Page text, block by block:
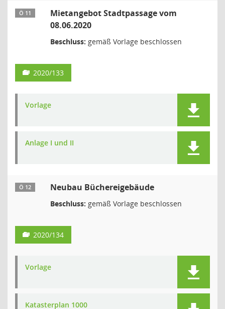
Ö 11
Mietangebot Stadtpassage vom
08.06.2020
Beschluss: gemäß Vorlage beschlossen
2020/133
Vorlage
Anlage I und II
Ö 12 Neubau Büchereigebäude
Beschluss: gemäß Vorlage beschlossen
2020/134
Vorlage
Katasterplan 1000